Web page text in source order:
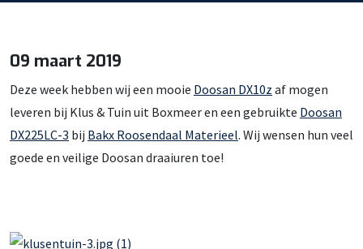
09 maart 2019
Deze week hebben wij een mooie Doosan DX10z af mogen
leveren bij Klus & Tuin uit Boxmeer en een gebruikte Doosan
DX225LC-3 bij Bakx Roosendaal Materieel. Wij wensen hun veel
goede en veilige Doosan draaiuren toe!